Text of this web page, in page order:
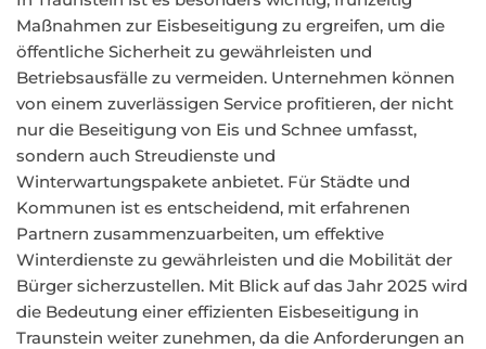
Maßnahmen zur Eisbeseitigung zu ergreifen, um die
öffentliche Sicherheit zu gewährleisten und
Betriebsausfälle zu vermeiden. Unternehmen können
von einem zuverlässigen Service profitieren, der nicht
nur die Beseitigung von Eis und Schnee umfasst,
sondern auch Streudienste und
Winterwartungspakete anbietet. Für Städte und
Kommunen ist es entscheidend, mit erfahrenen
Partnern zusammenzuarbeiten, um effektive
Winterdienste zu gewährleisten und die Mobilität der
Bürger sicherzustellen. Mit Blick auf das Jahr 2025 wird
die Bedeutung einer effizienten Eisbeseitigung in
Traunstein weiter zunehmen, da die Anforderungen an